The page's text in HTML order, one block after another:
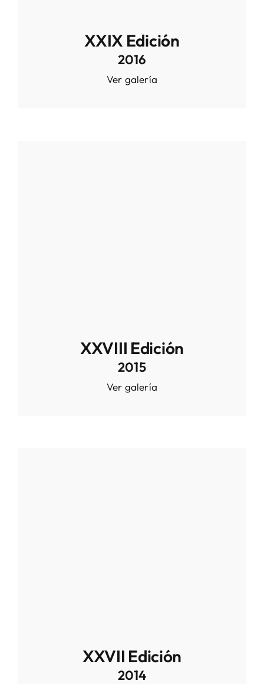
XXIX Edición
2016
Ver galería
XXVIII Edición
2015
Ver galería
XXVII Edición
2014